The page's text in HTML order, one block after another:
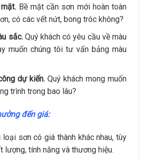
Bề mặt cần sơn mới hoàn toàn
có các vết nứt, bong tróc không?
sắc.Quý khách có yêu cầu về màu
muốn chúng tôi tư vấn bảng màu
dự kiến. Quý khách mong muốn
trình trong bao lâu?
đến giá:
loại sơn có giá thành khác nhau, tùy
lượng, tính năng và thương hiệu.